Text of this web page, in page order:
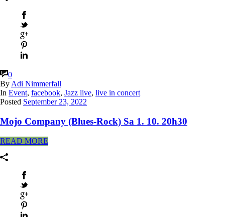
0
ByAdi Nimmerfall
In Event, facebook, Jazz live, live in concert
Posted September 23, 2022
Mojo Company (Blues-Rock) Sa 1. 10. 20h30
READ MORE